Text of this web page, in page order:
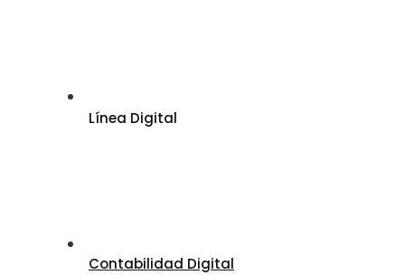
Línea Digital
Contabilidad Digital